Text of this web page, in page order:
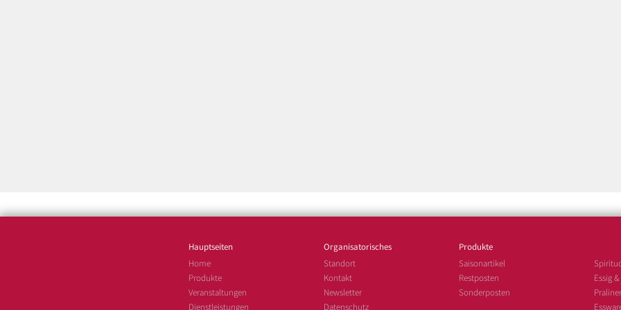
Hauptseiten
Home
Produkte
Veranstaltungen
Dienstleistungen
Organisatorisches
Standort
Kontakt
Newsletter
Datenschutz
Produkte
Saisonartikel
Restposten
Sonderposten
Essig &